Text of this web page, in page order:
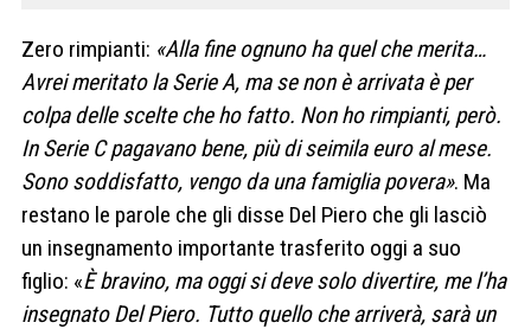
Zero rimpianti: «Alla fine ognuno ha quel che merita…
Avrei meritato la Serie A, ma se non è arrivata è per
colpa delle scelte che ho fatto. Non ho rimpianti, però.
In Serie C pagavano bene, più di seimila euro al mese.
Sono soddisfatto, vengo da una famiglia povera». Ma
restano le parole che gli disse Del Piero che gli lasciò
un insegnamento importante trasferito oggi a suo
figlio: «È bravino, ma oggi si deve solo divertire, me l’ha
insegnato Del Piero. Tutto quello che arriverà, sarà un